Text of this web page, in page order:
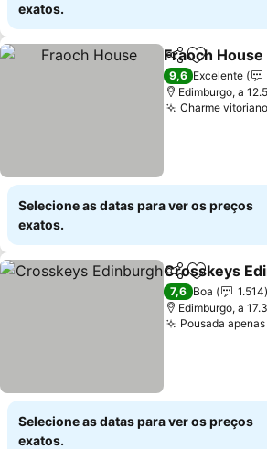
exatos.
PartilharAdicionar
Fraoch House
9,6 Excelente
Edimburgo, a
Charme
Selecione as datas para ver os preços
exatos.
PartilharAdicionar
Crosskeys
7,6 Boa
1.514
Edimburgo, a
Pousada
Selecione as datas para ver os preços
exatos.